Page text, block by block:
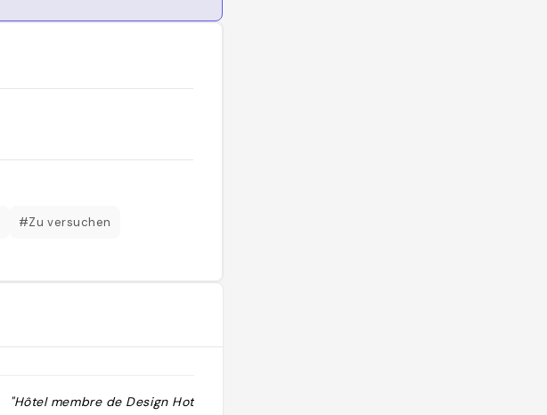
#Zu versuchen
"Hôtel membre de Design Hotels."